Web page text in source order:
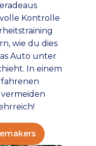
Kontrolle
wie du dies
Auto unter
In einem